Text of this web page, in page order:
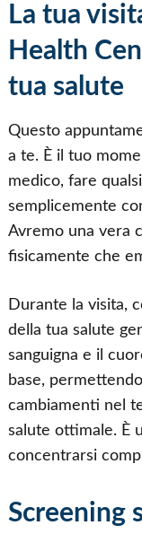
La tua
Health
tua salute
Questo
a te. È il tuo
medico, fare
semplicemente
Avremo una vera
fisicamente che
Durante la visita,
della tua salute
sanguigna e il
base,
cambiamenti nel
salute ottimale. È
concentrarsi
Screening